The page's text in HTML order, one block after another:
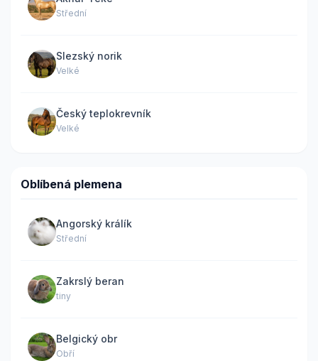
Střední
Slezský norik
Velké
Český teplokrevník
Velké
Oblíbená plemena
Angorský králík
Střední
Zakrslý beran
tiny
Belgický obr
Obří